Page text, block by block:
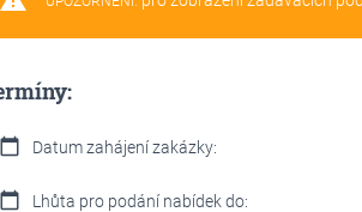
calendar_today Datum zahájení zakázky:
calendar_today Lhůta pro podání nabídek do: